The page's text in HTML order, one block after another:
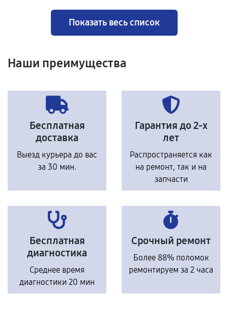
Показать весь список
Наши преимущества
Бесплатная
доставка
Выезд курьера до вас
за 30 мин.
Гарантия до 2-х
лет
Распространяется как
на ремонт, так и на
запчасти
Бесплатная
диагностика
Среднее время
диагностики 20 мин
Срочный ремонт
Более 88% поломок
ремонтируем за 2 часа